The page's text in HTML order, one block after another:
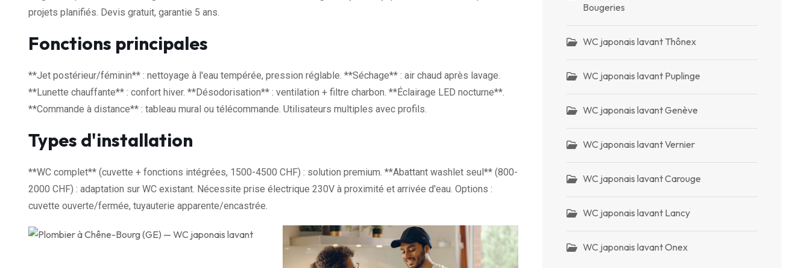
projets planifiés. Devis gratuit, garantie 5 ans.
Fonctions principales
**Jet postérieur/féminin** : nettoyage à l'eau tempérée, pression réglable. **Séchage** : air chaud après lavage.
**Lunette chauffante** : confort hiver. **Désodorisation** : ventilation + filtre charbon. **Éclairage LED nocturne**.
**Commande à distance** : tableau mural ou télécommande. Utilisateurs multiples avec profils.
Types d'installation
**WC complet** (cuvette + fonctions intégrées, 1500-4500 CHF) : solution premium. **Abattant washlet seul** (800-
2000 CHF) : adaptation sur WC existant. Nécessite prise électrique 230V à proximité et arrivée d'eau. Options :
cuvette ouverte/fermée, tuyauterie apparente/encastrée.
Bougeries
WC japonais lavant Thônex
WC japonais lavant Puplinge
WC japonais lavant Genève
WC japonais lavant Vernier
WC japonais lavant Carouge
WC japonais lavant Lancy
WC japonais lavant Onex